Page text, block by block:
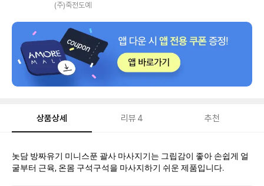
(주)죽전도예
상품상세 리뷰 4 추천
놋담 방짜유기 미니스푼 괄사 마사지기는 그립감이 좋아 손쉽게 얼
굴부터 근육, 온몸 구석구석을 마사지하기 쉬운 제품입니다.